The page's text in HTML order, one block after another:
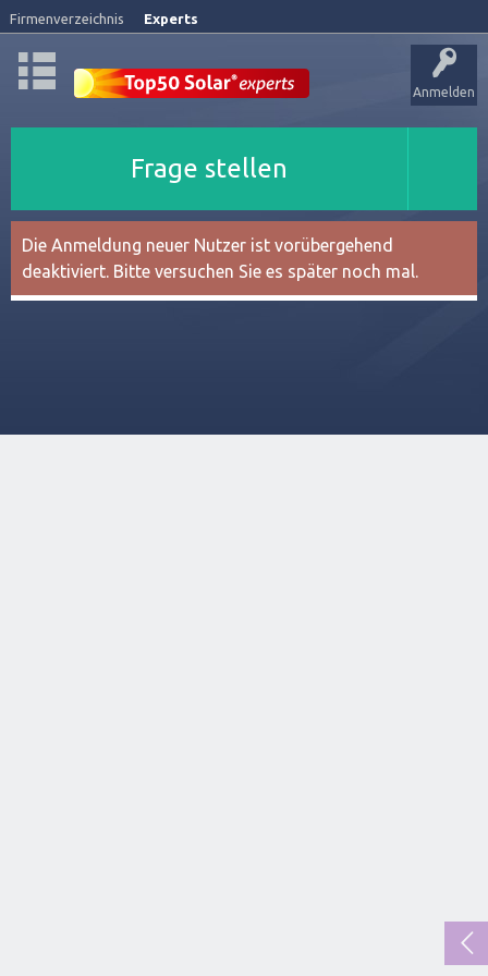
Firmenverzeichnis Experts
Anmelden
Frage stellen
Die Anmeldung neuer Nutzer ist vorübergehend
deaktiviert. Bitte versuchen Sie es später noch mal.